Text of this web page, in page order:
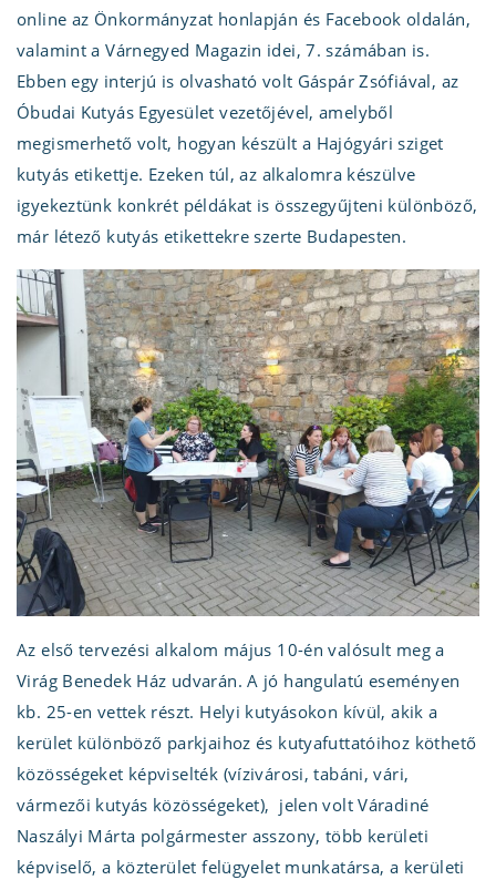
online az Önkormányzat honlapján és Facebook oldalán,
valamint a Várnegyed Magazin idei, 7. számában is.
Ebben egy interjú is olvasható volt Gáspár Zsófiával, az
Óbudai Kutyás Egyesület vezetőjével, amelyből
megismerhető volt, hogyan készült a Hajógyári sziget
kutyás etikettje. Ezeken túl, az alkalomra készülve
igyekeztünk konkrét példákat is összegyűjteni különböző,
már létező kutyás etikettekre szerte Budapesten.
Az első tervezési alkalom május 10-én valósult meg a
Virág Benedek Ház udvarán. A jó hangulatú eseményen
kb. 25-en vettek részt. Helyi kutyásokon kívül, akik a
kerület különböző parkjaihoz és kutyafuttatóihoz köthető
közösségeket képviselték (vízivárosi, tabáni, vári,
vármezői kutyás közösségeket), jelen volt Váradiné
Naszályi Márta polgármester asszony, több kerületi
képviselő, a közterület felügyelet munkatársa, a kerületi